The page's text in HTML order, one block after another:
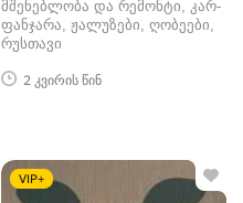
მშენებლობა და რემონტი, კარ-
ფანჯარა, ჟალუზები, ღობეები
რუსთავი
2 კვირის წინ
VIP+